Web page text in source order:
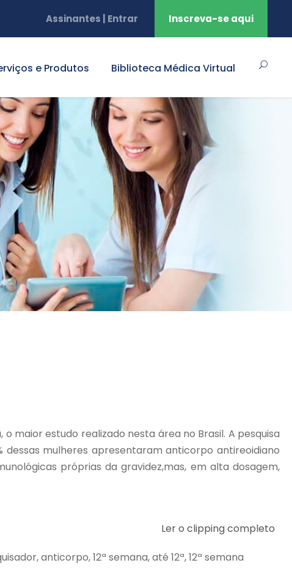
Assinantes | Entrar Inscreva-se aqui
e Produtos Biblioteca Médica Virtual
maior estudo realizado nesta área no Brasil. A pesquisa
dessas mulheres apresentaram anticorpo antireoidiano
próprias da gravidez,mas, em alta dosagem,
Ler o clipping completo
anticorpo, 12ª semana, até 12ª, 12ª semana